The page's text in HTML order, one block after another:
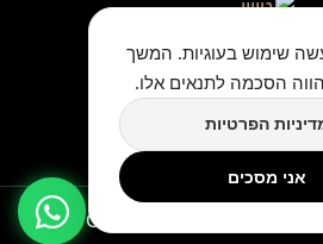
לנו ביקורת בגוגל
Copyright © TwinArt All
שימוש בעוגיות. המשך
הסכמה לתנאים אלו.
הפרטיות
אני מסכים